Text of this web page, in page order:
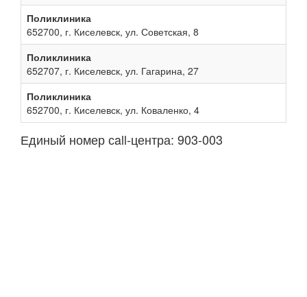
Поликлиника
652700, г. Киселевск, ул. Советская, 8
Поликлиника
652707, г. Киселевск, ул. Гагарина, 27
Поликлиника
652700, г. Киселевск, ул. Коваленко, 4
Единый номер сall-центра: 903-003